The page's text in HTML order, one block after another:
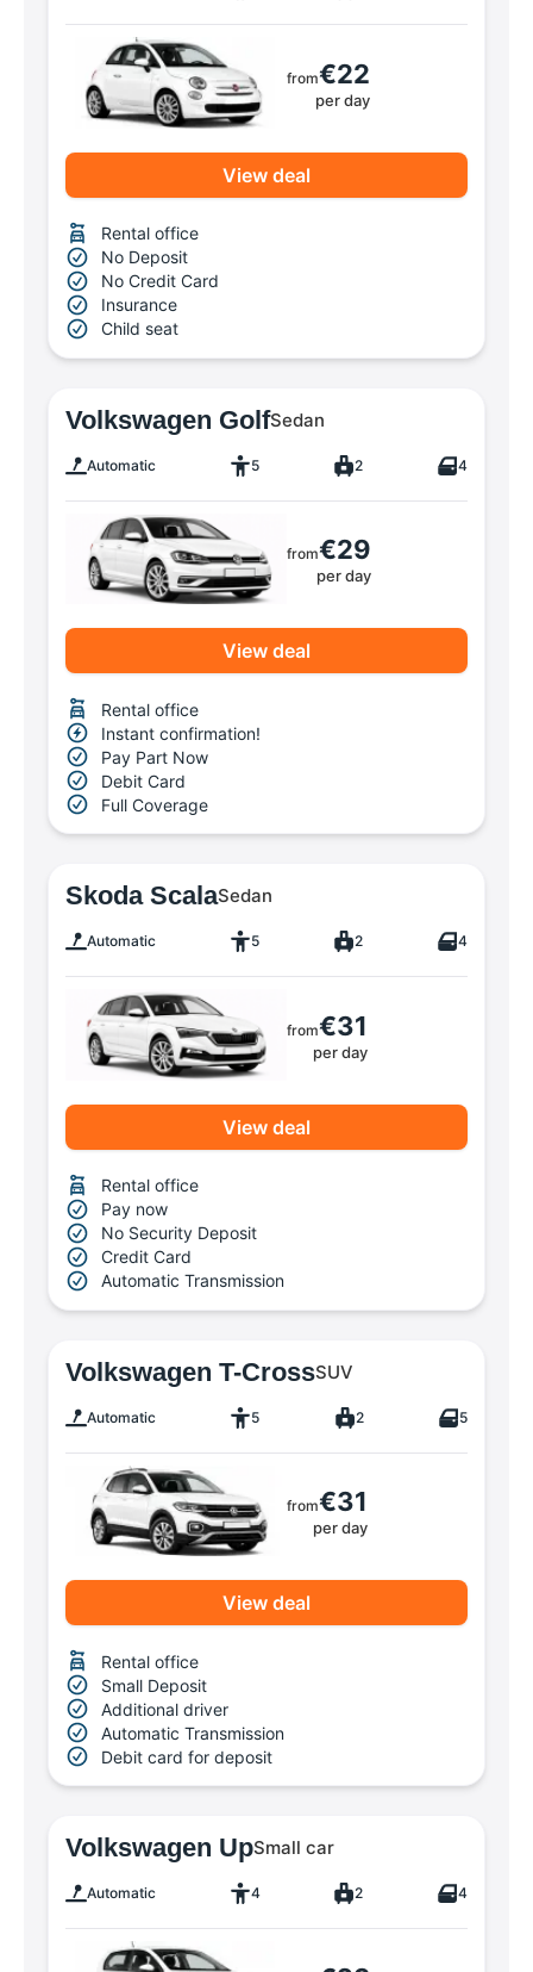
from€22
per day
View deal
Rental office
No Deposit
No Credit Card
Insurance
Child seat
Volkswagen GolfSedan
Automatic 5 2 4
from€29
per day
View deal
Rental office
Instant confirmation!
Pay Part Now
Debit Card
Full Coverage
Skoda ScalaSedan
Automatic 5 2 4
from€31
per day
View deal
Rental office
Pay now
No Security Deposit
Credit Card
Automatic Transmission
Volkswagen T-CrossSUV
Automatic 5 2 5
from€31
per day
View deal
Rental office
Small Deposit
Additional driver
Automatic Transmission
Debit card for deposit
Volkswagen UpSmall car
Automatic 4 2 4